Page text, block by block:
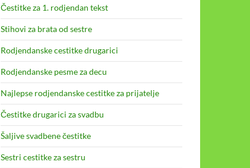
Čestitke za 1. rodjendan tekst
Stihovi za brata od sestre
Rodjendanske cestitke drugarici
Rodjendanske pesme za decu
Najlepse rodjendanske cestitke za prijatelje
Čestitke drugarici za svadbu
Šaljive svadbene čestitke
Sestri cestitke za sestru